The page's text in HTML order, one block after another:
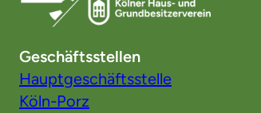
Geschäftsstellen
Hauptgeschäftsstelle
Köln-Porz